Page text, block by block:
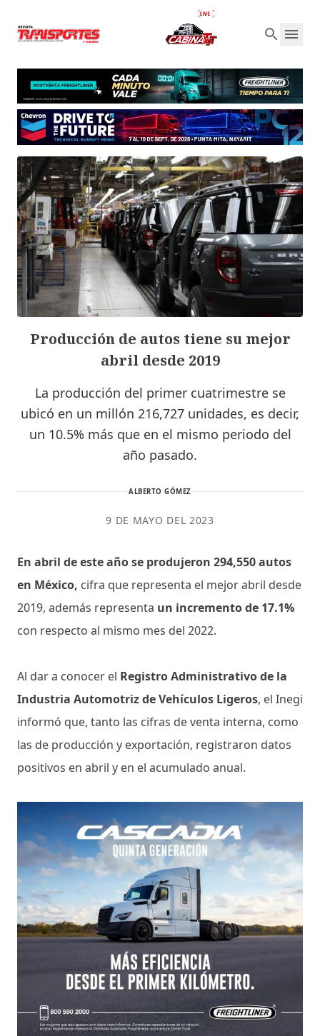
Producción de autos tiene su mejor
abril desde 2019
La producción del primer cuatrimestre se
ubicó en un millón 216,727 unidades, es decir,
un 10.5% más que en el mismo periodo del
año pasado.
ALBERTO GÓMEZ
9 DE MAYO DEL 2023
En abril de este año se produjeron 294,550 autos
en México, cifra que representa el mejor abril desde
2019, además representa un incremento de 17.1%
con respecto al mismo mes del 2022.
Al dar a conocer el Registro Administrativo de la
Industria Automotriz de Vehículos Ligeros, el Inegi
informó que, tanto las cifras de venta interna, como
las de producción y exportación, registraron datos
positivos en abril y en el acumulado anual.